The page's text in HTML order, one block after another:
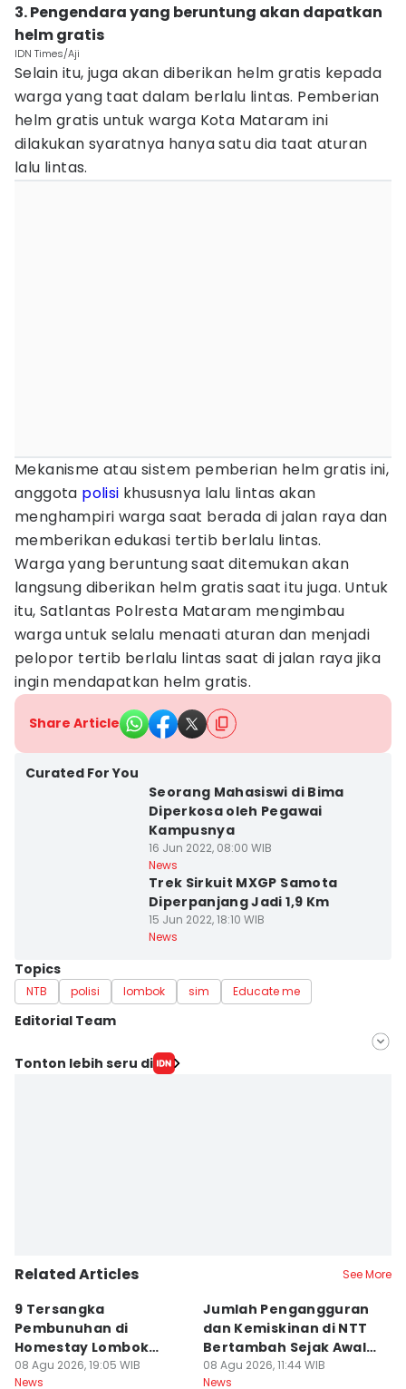
3. Pengendara yang beruntung akan dapatkan
helm gratis
IDN Times/Aji
Selain itu, juga akan diberikan helm gratis kepada
warga yang taat dalam berlalu lintas. Pemberian
helm gratis untuk warga Kota Mataram ini
dilakukan syaratnya hanya satu dia taat aturan
lalu lintas.
Mekanisme atau sistem pemberian helm gratis ini,
anggota polisi khususnya lalu lintas akan
menghampiri warga saat berada di jalan raya dan
memberikan edukasi tertib berlalu lintas.
Warga yang beruntung saat ditemukan akan
langsung diberikan helm gratis saat itu juga. Untuk
itu, Satlantas Polresta Mataram mengimbau
warga untuk selalu menaati aturan dan menjadi
pelopor tertib berlalu lintas saat di jalan raya jika
ingin mendapatkan helm gratis.
Share Article
Curated For You
Seorang Mahasiswi di Bima
Diperkosa oleh Pegawai
Kampusnya
16 Jun 2022, 08:00 WIB
News
Trek Sirkuit MXGP Samota
Diperpanjang Jadi 1,9 Km
15 Jun 2022, 18:10 WIB
News
Topics
NTB polisi lombok sim Educate me
Editorial Team
Editor
Tonton lebih seru di
Related Articles See More
9 Tersangka
Pembunuhan di
Homestay Lombok
Barat Dilimpahkan ke
Jaksa
08 Agu 2026, 19:05 WIB
News
Jumlah Pengangguran
dan Kemiskinan di NTT
Bertambah Sejak Awal
2026
08 Agu 2026, 11:44 WIB
News